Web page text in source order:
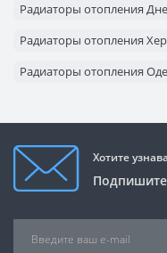
Радиаторы отопления
Радиаторы отопления
Радиаторы отопления
Хотите